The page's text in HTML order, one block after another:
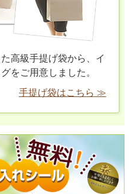
高級手提げ袋から、イ
をご用意しました。
手提げ袋はこちら ≫